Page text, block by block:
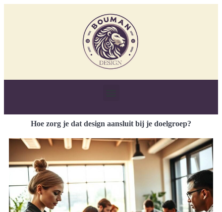
Hoe zorg je dat design aansluit bij je doelgroep?